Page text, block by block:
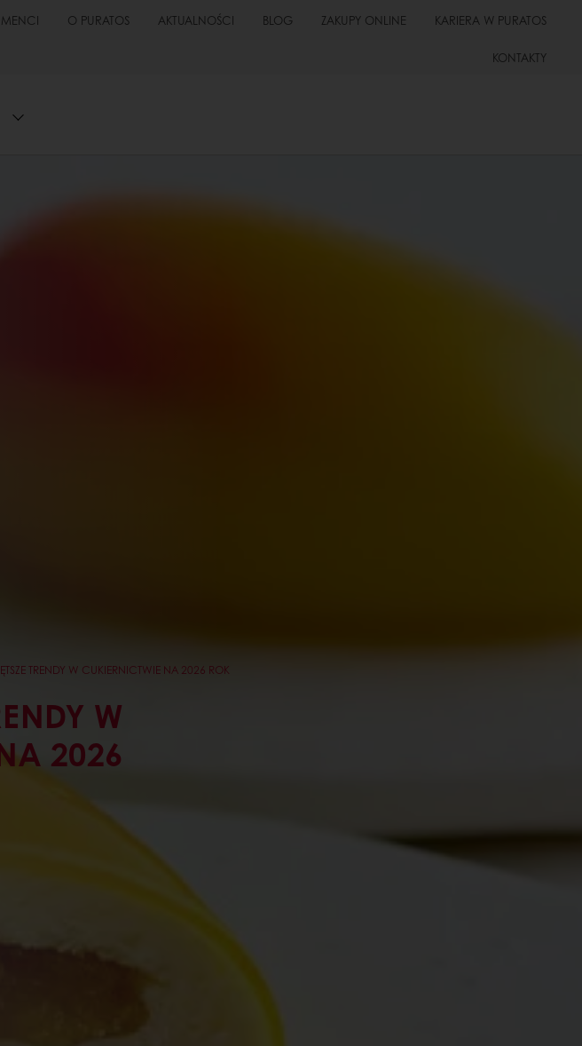
O PURATOS AKTUALNOŚCI BLOG ZAKUPY ONLINE KARIERA W PURATOS
KONTAKTY
TRENDY W CUKIERNICTWIE NA 2026 ROK
W
2026